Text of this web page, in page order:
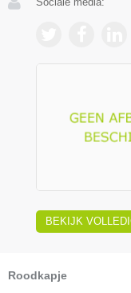
BEKIJK
Roodkapje